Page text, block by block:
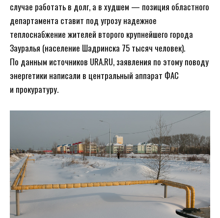
случае работать в долг, а в худшем — позиция областного
департамента ставит под угрозу надежное
теплоснабжение жителей второго крупнейшего города
Зауралья (население Шадринска 75 тысяч человек).
По данным источников URA.RU, заявления по этому поводу
энергетики написали в центральный аппарат ФАС
и прокуратуру.